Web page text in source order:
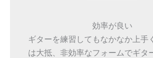
効率が良い
ギターを練習してもなかなか上手
は大抵、非効率なフォームでギタ